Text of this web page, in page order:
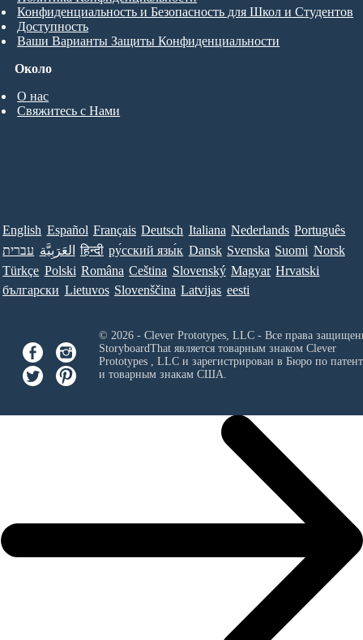
Около
О нас
Свяжитесь с Нами
Конфиденциальность и Безопасность для Школ и Студентов
Доступность
Ваши Варианты Защиты Конфиденциальности
English Español Français Deutsch Italiana Nederlands Português
עברית العَرَبِيَّة हिन्दी ру́сский язы́к Dansk Svenska Suomi Norsk
Türkçe Polski Româna Ceština Slovenský Magyar Hrvatski
български Lietuvos Slovenščina Latvijas eesti
© 2026 - Clever Prototypes, LLC - Все права
StoryboardThat является товарным знаком Clever
Prototypes , LLCи зарегистрирован в Бюро по
и товарным знакам США.